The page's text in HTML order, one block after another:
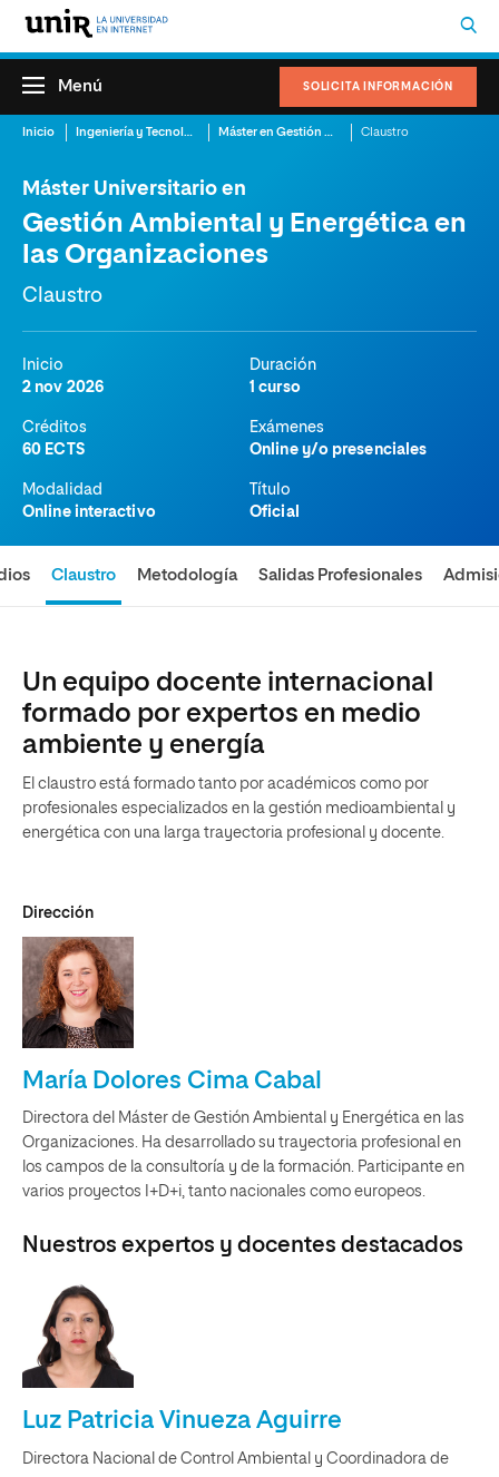
SOLICITA INFORMACIÓN
Menú
Inicio Ingeniería y Tecnología Máster en Gestión Ambiental Claustro
Máster Universitario en
Gestión Ambiental y Energética en
las Organizaciones
Claustro
Inicio
2 nov 2026
Duración
1 curso
Créditos
60 ECTS
Exámenes
Online y/o presenciales
Modalidad
Online interactivo
Título
Oficial
Claustro Metodología Salidas Profesionales
Un equipo docente internacional
formado por expertos en medio
ambiente y energía
El claustro está formado tanto por académicos como por
profesionales especializados en la gestión medioambiental y
energética con una larga trayectoria profesional y docente.
Dirección
María Dolores Cima Cabal
Directora del Máster de Gestión Ambiental y Energética en las
Organizaciones. Ha desarrollado su trayectoria profesional en
los campos de la consultoría y de la formación. Participante en
varios proyectos I+D+i, tanto nacionales como europeos.
Nuestros expertos y docentes destacados
Luz Patricia Vinueza Aguirre
Directora Nacional de Control Ambiental y Coordinadora de